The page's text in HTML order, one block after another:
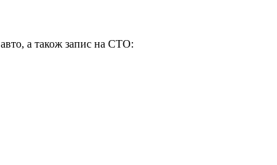
а також запис на СТО: